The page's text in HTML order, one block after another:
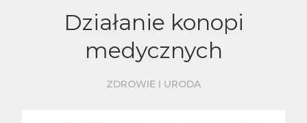
Działanie konopi
medycznych
ZDROWIE I URODA